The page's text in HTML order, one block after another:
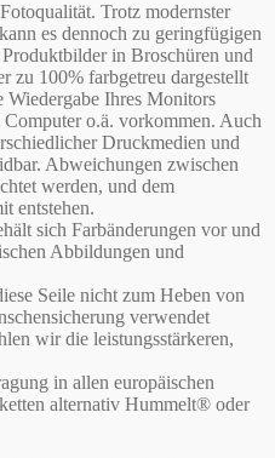
Trotz modernster
es dennoch zu geringfügigen
in Broschüren und
zu 100% farbgetreu dargestellt
Wiedergabe Ihres Monitors
o.ä. vorkommen. Auch
Druckmedien und
Abweichungen zwischen
werden, und dem
entstehen.
sich Farbänderungen vor und
Abbildungen und
Seile nicht zum Heben von
verwendet
wir die leistungsstärkeren,
in allen europäischen
alternativ Hummelt® oder